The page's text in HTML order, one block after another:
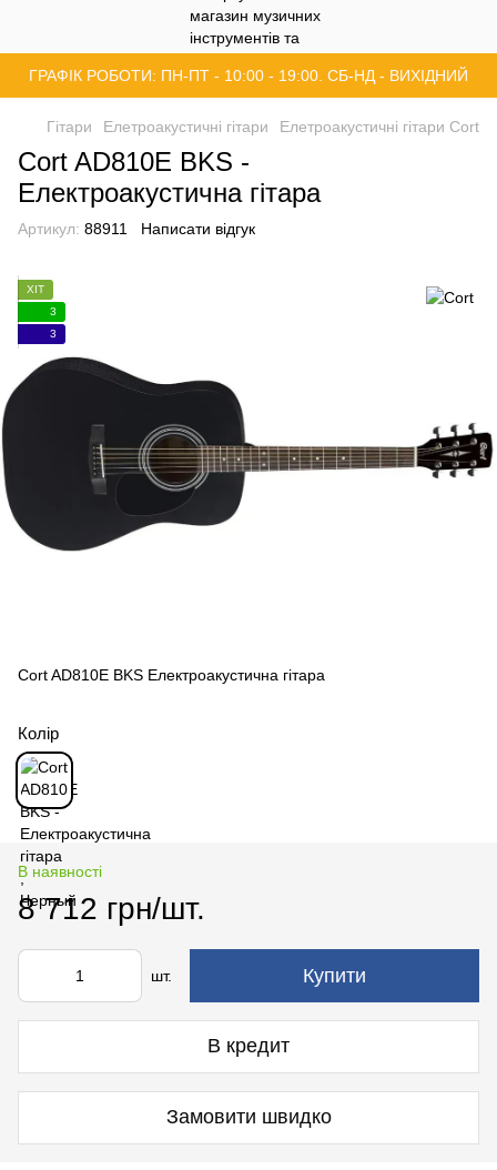
ГРАФІК РОБОТИ: ПН-ПТ - 10:00 - 19:00. СБ-НД - ВИХІДНИЙ
Гітари Елетроакустичні гітари Елетроакустичні гітари Cort
Cort AD810E BKS -
Електроакустична гітара
Артикул: 88911 Написати відгук
ХІТ
3
3
Cort AD810E BKS Електроакустична гітара
Колір
В наявності
8 712 грн/шт.
шт. Купити
В кредит
Замовити швидко